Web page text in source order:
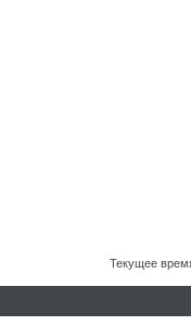
Текущее